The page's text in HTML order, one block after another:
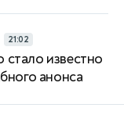
21:02
стало известно
анонса